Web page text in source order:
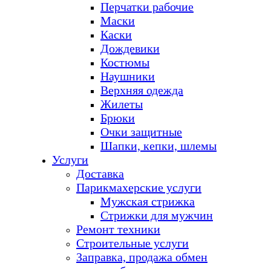
Перчатки рабочие
Маски
Каски
Дождевики
Костюмы
Наушники
Верхняя одежда
Жилеты
Брюки
Очки защитные
Шапки, кепки, шлемы
Услуги
Доставка
Парикмахерские услуги
Мужская стрижка
Стрижки для мужчин
Ремонт техники
Строительные услуги
Заправка, продажа обмен